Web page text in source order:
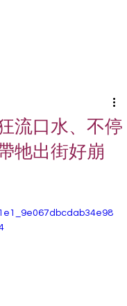
流口水、不停
牠出街好崩